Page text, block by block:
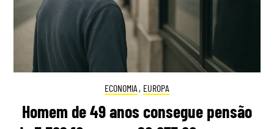
ECONOMIA , EUROPA
Homem de 49 anos consegue pensão